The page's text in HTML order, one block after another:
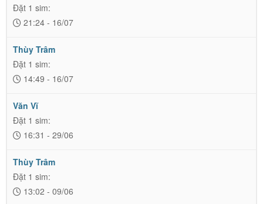
Đặt 1 sim:
21:24 - 16/07
Thùy Trâm
Đặt 1 sim:
14:49 - 16/07
Văn Vĩ
Đặt 1 sim:
16:31 - 29/06
Thùy Trâm
Đặt 1 sim:
13:02 - 09/06